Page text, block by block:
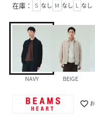
在庫： S なし M なし L なし
NAVY BEIGE
favorite_border